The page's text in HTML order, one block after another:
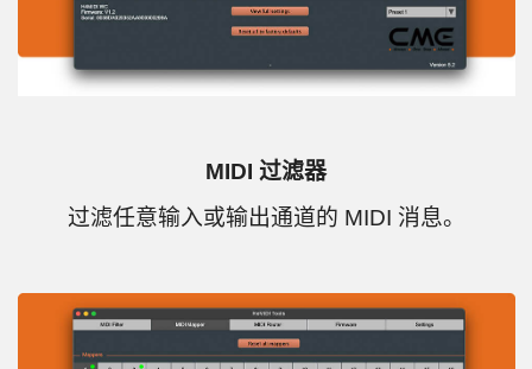
MIDI 过滤器
过滤任意输入或输出通道的 MIDI 消息。